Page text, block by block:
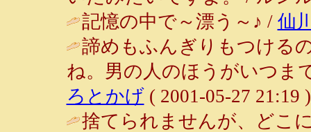
記憶の中で～漂う～♪ / 仙
諦めもふんぎりもつける
ね。男の人のほうがいつま
ろとかげ( 2001-05-27 21:19 )
捨てられませんが、どこ